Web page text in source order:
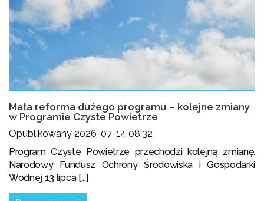
Mała reforma dużego programu – kolejne zmiany
w Programie Czyste Powietrze
Opublikowany 2026-07-14 08:32
Program Czyste Powietrze przechodzi kolejną zmianę.
Narodowy Fundusz Ochrony Środowiska i Gospodarki
Wodnej 13 lipca [...]